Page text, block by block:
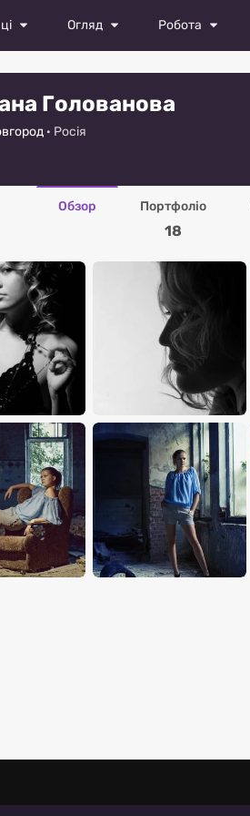
Огляд
Фото
Робота
Кастинги
Голованова
· Росія
Обзор Портфоліо
18